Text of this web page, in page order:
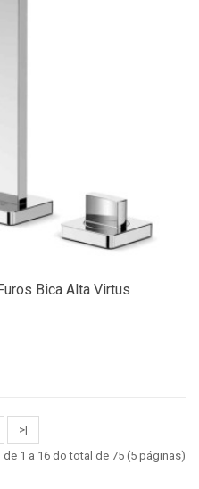
Bica Alta Virtus
>|
de 1 a 16 do total de 75 (5 páginas)